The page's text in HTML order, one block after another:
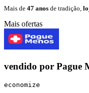
Mais de 47 anos de tradição,
Mais ofertas
vendido por Pague
economize